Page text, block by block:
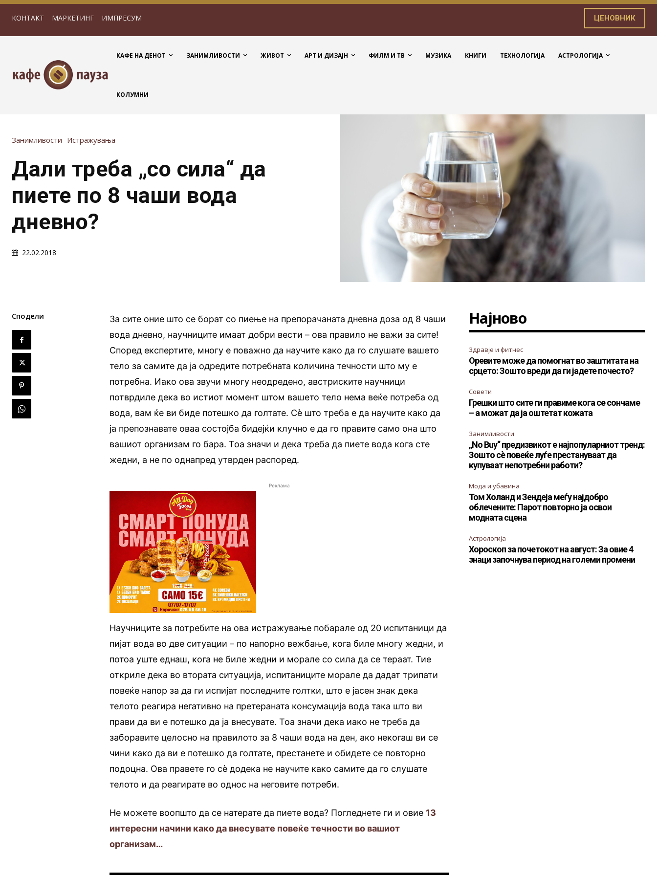
КОНТАКТ МАРКЕТИНГ ИМПРЕСУМ ЦЕНОВНИК
КАФЕ НА ДЕНОТ ЗАНИМЛИВОСТИ ЖИВОТ АРТ И ДИЗАЈН ФИЛМ И ТВ МУЗИКА КНИГИ ТЕХНОЛОГИЈА АСТРОЛОГИЈА
КОЛУМНИ
Занимливости Истражувања
Дали треба „со сила“ да
пиете по 8 чаши вода
дневно?
22.02.2018
Сподели
За сите оние што се борат со пиење на препорачаната дневна доза од 8 чаши
вода дневно, научниците имаат добри вести – ова правило не важи за сите!
Според експертите, многу е поважно да научите како да го слушате вашето
тело за самите да ја одредите потребната количина течности што му е
потребна. Иако ова звучи многу неодредено, австриските научници
потврдиле дека во истиот момент штом вашето тело нема веќе потреба од
вода, вам ќе ви биде потешко да голтате. Сè што треба е да научите како да
ја препознавате оваа состојба бидејќи клучно е да го правите само она што
вашиот организам го бара. Тоа значи и дека треба да пиете вода кога сте
жедни, а не по однапред утврден распоред.
Реклама
Научниците за потребите на ова истражување побарале од 20 испитаници да
пијат вода во две ситуации – по напорно вежбање, кога биле многу жедни, и
потоа уште еднаш, кога не биле жедни и морале со сила да се тераат. Тие
откриле дека во втората ситуација, испитаниците морале да дадат трипати
повеќе напор за да ги испијат последните голтки, што е јасен знак дека
телото реагира негативно на претераната консумација вода така што ви
прави да ви е потешко да ја внесувате. Тоа значи дека иако не треба да
заборавите целосно на правилото за 8 чаши вода на ден, ако некогаш ви се
чини како да ви е потешко да голтате, престанете и обидете се повторно
подоцна. Ова правете го сè додека не научите како самите да го слушате
телото и да реагирате во однос на неговите потреби.
Не можете воопшто да се натерате да пиете вода? Погледнете ги и овие 13
интересни начини како да внесувате повеќе течности во вашиот
организам…
Најново
Здравје и фитнес
Оревите може да помогнат во заштитата на
срцето: Зошто вреди да ги јадете почесто?
Совети
Грешки што сите ги правиме кога се сончаме
– а можат да ја оштетат кожата
Занимливости
„No Buy“ предизвикот е најпопуларниот тренд:
Зошто сè повеќе луѓе престануваат да
купуваат непотребни работи?
Мода и убавина
Том Холанд и Зендеја меѓу најдобро
облечените: Парот повторно ја освои
модната сцена
Астрологија
Хороскоп за почетокот на август: За овие 4
знаци започнува период на големи промени